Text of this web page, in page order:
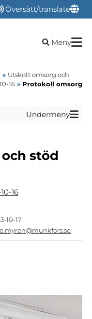
Översätt/translate
Öppna
Meny
» Utskott omsorg och
16 » Protokoll omsorg
Undermeny
stöd
16
10-17